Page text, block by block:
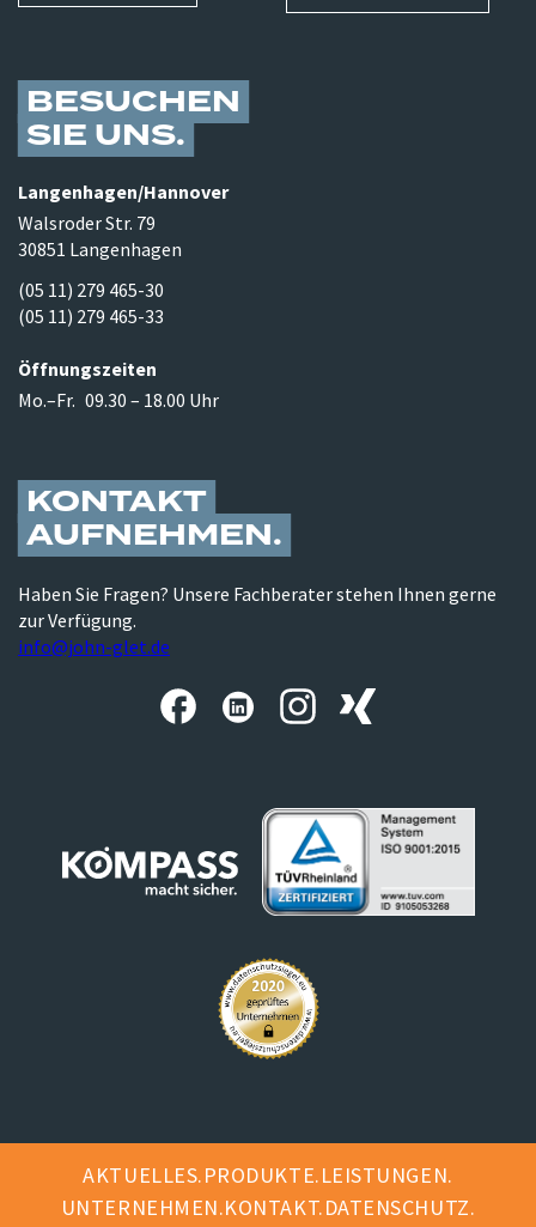
BESUCHEN
SIE UNS
Langenhagen/​Hannover
Walsroder Str. 79
30851 Langenhagen
(05 11) 279 465-30
(05 11) 279 465-33
Öffnungszeiten
Mo.–Fr. 09.30 – 18.00 Uhr
KONTAKT
AUFNEHMEN
Haben Sie Fragen? Unsere Fachberater stehen Ihnen gerne
zur Verfügung.
info@john-glet.de
AKTUELLES PRODUKTE LEISTUNGEN
UNTERNEHMEN KONTAKT DATENSCHUTZ